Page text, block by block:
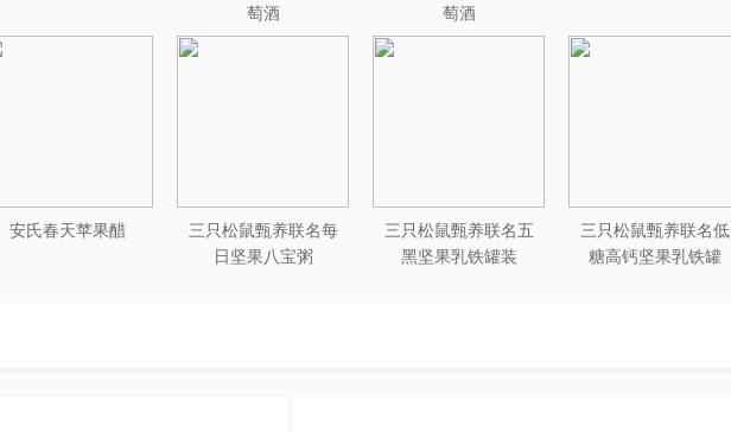
萄酒
萄酒
安氏春天苹果醋
三只松鼠甄养联名每
日坚果八宝粥
三只松鼠甄养联名五
黑坚果乳铁罐装
三只松鼠甄养联名低
糖高钙坚果乳铁罐